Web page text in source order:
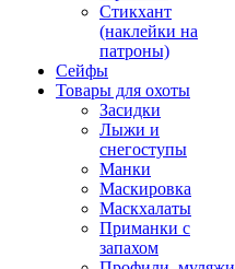
Стикхант
(наклейки на
патроны)
Сейфы
Товары для охоты
Засидки
Лыжи и
снегоступы
Манки
Маскировка
Маскхалаты
Приманки с
запахом